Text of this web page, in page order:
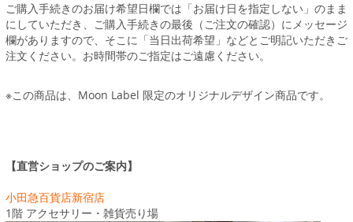
ご購入手続きのお届け希望日欄では「お届け日を指定しない」のまま
にしていただき、ご購入手続きの最後（ご注文の確認）にメッセージ
欄がありますので、そこに「当日出荷希望」などとご明記いただきご
注文ください。お時間帯のご指定はご遠慮ください。
※この商品は、Moon Label 限定のオリジナルデザイン商品です。
【直営ショップのご案内】
小田急百貨店新宿店
1階 アクセサリー・雑貨売り場